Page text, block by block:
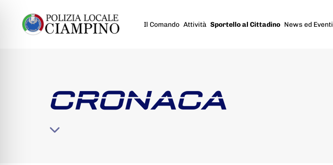
Il Comando Attività Sportello al Cittadino News ed Eventi
CRONACA